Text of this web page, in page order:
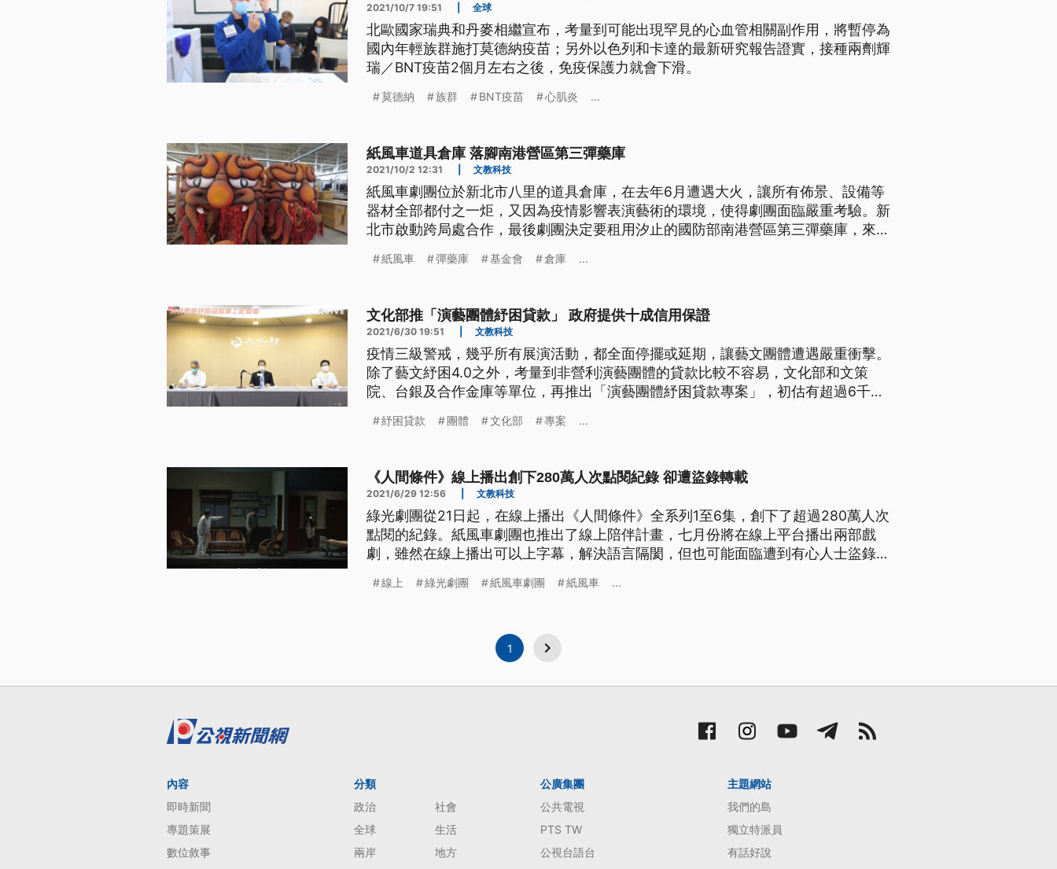
2021/10/7 19:51 全球
北歐國家瑞典和丹麥相繼宣布，考量到可能出現罕見的心血管相關副作用，將暫停為
國內年輕族群施打莫德納疫苗；另外以色列和卡達的最新研究報告證實，接種兩劑輝
瑞／BNT疫苗2個月左右之後，免疫保護力就會下滑。
莫德納 族群 BNT疫苗 心肌炎 ...
紙風車道具倉庫 落腳南港營區第三彈藥庫
2021/10/2 12:31 文教科技
紙風車劇團位於新北市八里的道具倉庫，在去年6月遭遇大火，讓所有佈景、設備等
器材全部都付之一炬，又因為疫情影響表演藝術的環境，使得劇團面臨嚴重考驗。新
北市啟動跨局處合作，最後劇團決定要租用汐止的國防部南港營區第三彈藥庫，來做
空間，也能成為孩子們的藝術體驗場域。
紙風車 彈藥庫 基金會 倉庫 ...
文化部推「演藝團體紓困貸款」 政府提供十成信用保證
2021/6/30 19:51 文教科技
疫情三級警戒，幾乎所有展演活動，都全面停擺或延期，讓藝文團體遭遇嚴重衝擊。
除了藝文紓困4.0之外，考量到非營利演藝團體的貸款比較不容易，文化部和文策
院、台銀及合作金庫等單位，再推出「演藝團體紓困貸款專案」，初估有超過6千個
車的新作品「雨馬」，今年三月演出獲得好評，而在藝文團體無法演出的現在，紙風
紓困貸款 團體 文化部 專案 ...
《人間條件》線上播出創下280萬人次點閱紀錄 卻遭盜錄轉載
2021/6/29 12:56 文教科技
綠光劇團從21日起，在線上播出《人間條件》全系列1至6集，創下了超過280萬人次
點閱的紀錄。紙風車劇團也推出了線上陪伴計畫，七月份將在線上平台播出兩部戲
劇，雖然在線上播出可以上字幕，解決語言隔閡，但也可能面臨遭到有心人士盜錄的
劇團從21日開始啟動線上陪伴計畫，播出《人間條件》全系列1至6集，道盡人生百
線上 綠光劇團 紙風車劇團 紙風車 ...
1
內容
即時新聞
專題策展
數位敘事
分類
政治
社會
全球
生活
兩岸
地方
公廣集團
公共電視
PTS TW
公視台語台
主題網站
我們的島
獨立特派員
有話好說